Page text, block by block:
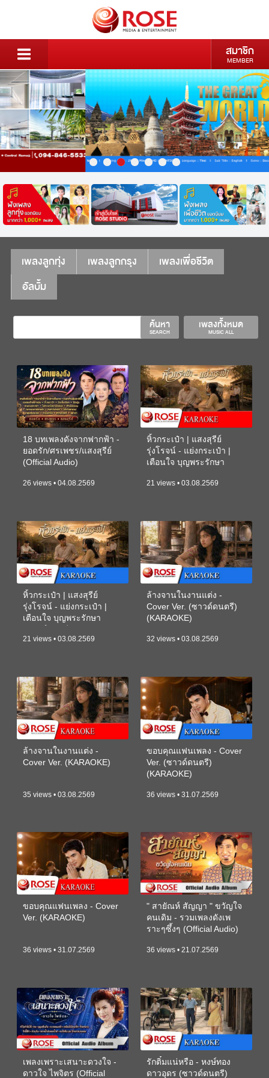
สมาชิก
MEMBER
เพลงลูกทุ่ง เพลงลูกกรุง
เพลงเพื่อชีวิต
อัลบั้ม
เพลงทั้งหมด
MUSIC ALL
ค้นหา
SEARCH
18 บทเพลงดังจากฟากฟ้า -
ยอดรัก/ศรเพชร/แสงสุรีย์
(Official Audio)
26 views • 04.08.2569
หิ้วกระเป๋า | แสงสุรีย์
รุ่งโรจน์ - แย่งกระเป๋า |
เตือนใจ บุญพระรักษา
21 views • 03.08.2569
หิ้วกระเป๋า | แสงสุรีย์
รุ่งโรจน์ - แย่งกระเป๋า |
เตือนใจ บุญพระรักษา
21 views • 03.08.2569
ล้างจานในงานแต่ง -
Cover Ver. (ซาวด์ดนตรี)
(KARAOKE)
32 views • 03.08.2569
ล้างจานในงานแต่ง -
Cover Ver. (KARAOKE)
35 views • 03.08.2569
ขอบคุณแฟนเพลง - Cover
Ver. (ซาวด์ดนตรี)
(KARAOKE)
36 views • 31.07.2569
ขอบคุณแฟนเพลง - Cover
Ver. (KARAOKE)
36 views • 31.07.2569
" สายัณห์ สัญญา " ขวัญใจ
คนเดิม - รวมเพลงดังเพ
ราะๆซึ้งๆ (Official Audio)
36 views • 21.07.2569
เพลงเพราะเสนาะดวงใจ -
ดาวใจ ไพจิตร (Official
รักติ๋มแน่หรือ - หงษ์ทอง
ดาวอุดร (ซาวด์ดนตรี)